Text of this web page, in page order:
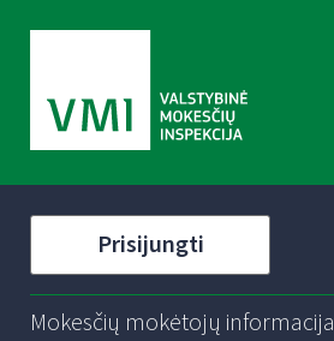
Prisijungti
Mokesčių mokėtojų informacija